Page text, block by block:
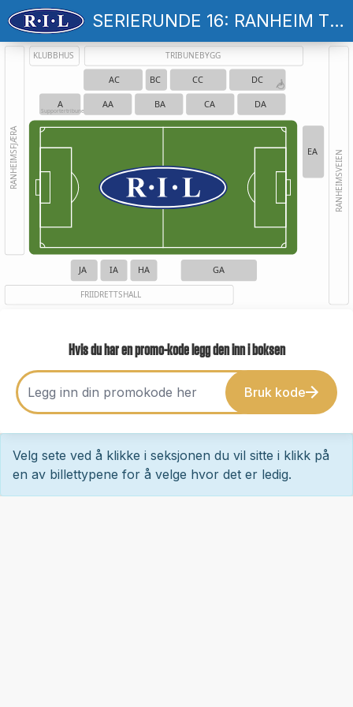
SERIERUNDE 16: RANHEIM TF - HAUGESUND
IA HA GA
JA
AC BC CC DC
AA BA CA DA
EA
A
Supportertribune
KLUBBHUS
RANHEIMSFJÆRA RANHEIMSVEIEN
FRIIDRETTSHALL
TRIBUNEBYGG
Hvis du har en promo-kode legg den inn i boksen
Bruk kode
Velg sete ved å klikke i seksjonen du vil sitte i klikk på
en av billettypene for å velge hvor det er ledig.